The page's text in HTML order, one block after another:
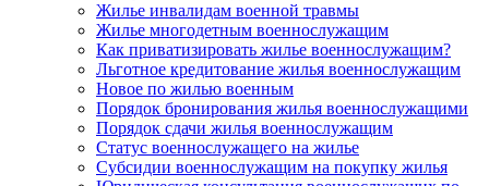
Жилье инвалидам военной травмы
Жилье многодетным военнослужащим
Как приватизировать жилье военнослужащим?
Льготное кредитование жилья военнослужащим
Новое по жилью военным
Порядок бронирования жилья военнослужащими
Порядок сдачи жилья военнослужащим
Статус военнослужащего на жилье
Субсидии военнослужащим на покупку жилья